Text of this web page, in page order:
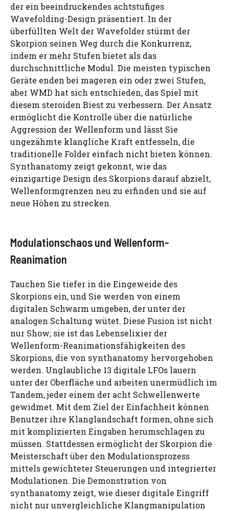
der ein beeindruckendes achtstufiges
Wavefolding-Design präsentiert. In der
überfüllten Welt der Wavefolder stürmt der
Skorpion seinen Weg durch die Konkurrenz,
indem er mehr Stufen bietet als das
durchschnittliche Modul. Die meisten typischen
Geräte enden bei mageren ein oder zwei Stufen,
aber WMD hat sich entschieden, das Spiel mit
diesem steroiden Biest zu verbessern. Der Ansatz
ermöglicht die Kontrolle über die natürliche
Aggression der Wellenform und lässt Sie
ungezähmte klangliche Kraft entfesseln, die
traditionelle Folder einfach nicht bieten können.
Synthanatomy zeigt gekonnt, wie das
einzigartige Design des Skorpions darauf abzielt,
Wellenformgrenzen neu zu erfinden und sie auf
neue Höhen zu strecken.
Modulationschaos und Wellenform-
Reanimation
Tauchen Sie tiefer in die Eingeweide des
Skorpions ein, und Sie werden von einem
digitalen Schwarm umgeben, der unter der
analogen Schaltung wütet. Diese Fusion ist nicht
nur Show; sie ist das Lebenselixier der
Wellenform-Reanimationsfähigkeiten des
Skorpions, die von synthanatomy hervorgehoben
werden. Unglaubliche 13 digitale LFOs lauern
unter der Oberfläche und arbeiten unermüdlich im
Tandem, jeder einem der acht Schwellenwerte
gewidmet. Mit dem Ziel der Einfachheit können
Benutzer ihre Klanglandschaft formen, ohne sich
mit komplizierten Eingaben herumschlagen zu
müssen. Stattdessen ermöglicht der Skorpion die
Meisterschaft über den Modulationsprozess
mittels gewichteter Steuerungen und integrierter
Modulationen. Die Demonstration von
synthanatomy zeigt, wie dieser digitale Eingriff
nicht nur unvergleichliche Klangmanipulation